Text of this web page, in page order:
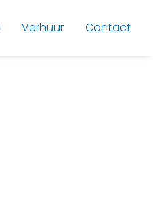
Verhuur Contact